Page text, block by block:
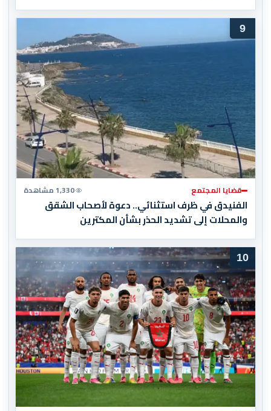
9
قضايا المجتمع 1,330 مشاهدة
الفنيدق في ظرف استثنائي.. دعوة لأصحاب الشقق
والمحلات إلى تشديد الحذر بشأن المكترين
10